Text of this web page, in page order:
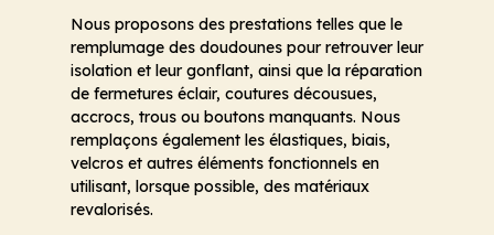
Nous proposons des prestations telles que le
remplumage des doudounes pour retrouver leur
isolation et leur gonflant, ainsi que la réparation
de fermetures éclair, coutures décousues,
accrocs, trous ou boutons manquants. Nous
remplaçons également les élastiques, biais,
velcros et autres éléments fonctionnels en
utilisant, lorsque possible, des matériaux
revalorisés.